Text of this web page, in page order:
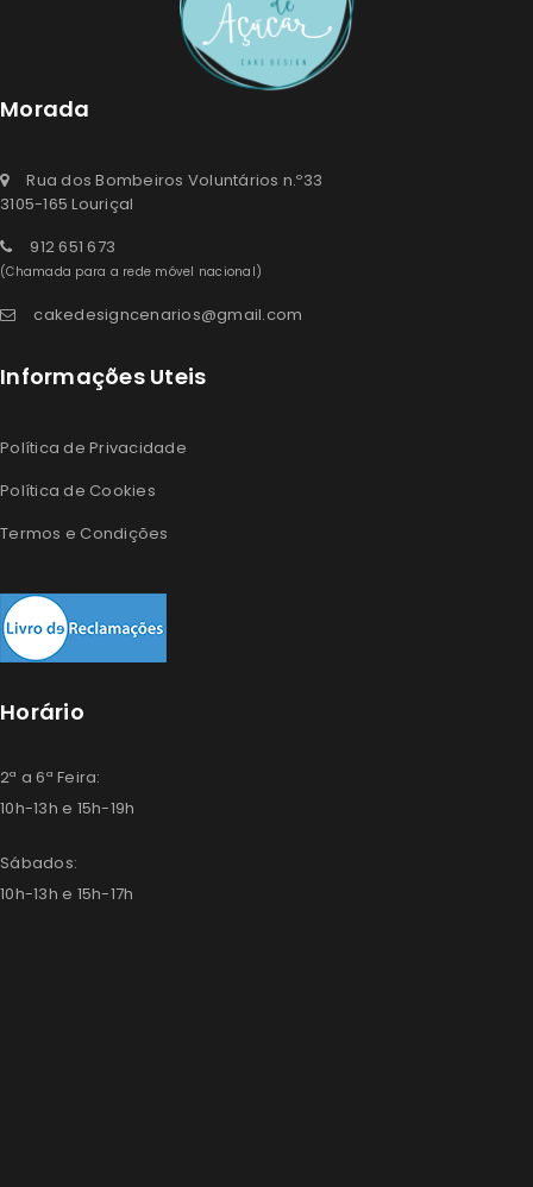
Morada
Rua dos Bombeiros Voluntários n.º33
3105-165 Louriçal
912 651 673
(Chamada para a rede móvel nacional)
cakedesigncenarios@gmail.com
Informações Uteis
Política de Privacidade
Política de Cookies
Termos e Condições
Horário
2ª a 6ª Feira:
10h-13h e 15h-19h
Sábados:
10h-13h e 15h-17h